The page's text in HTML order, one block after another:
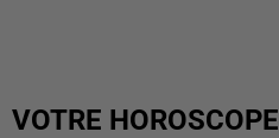
VOTRE HOROSCOPE